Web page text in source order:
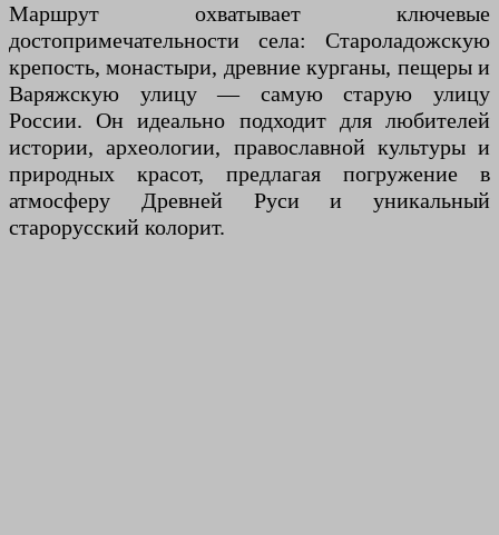
Маршрут охватывает ключевые
достопримечательности села: Староладожскую
крепость, монастыри, древние курганы, пещеры и
Варяжскую улицу — самую старую улицу
России. Он идеально подходит для любителей
истории, археологии, православной культуры и
природных красот, предлагая погружение в
атмосферу Древней Руси и уникальный
старорусский колорит.